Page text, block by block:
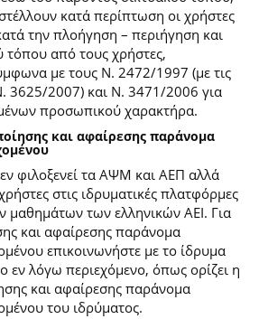
κατά περίπτωση οι χρήστες
την πλοήγηση – περιήγηση και
τόπου από τους χρήστες,
με τους Ν. 2472/1997 (με τις
3625/2007) και Ν. 3471/2006 για
προσωπικού χαρακτήρα.
και αφαίρεσης παράνομα
φιλοξενεί τα ΑΨΜ και ΑΕΠ αλλά
στις ιδρυματικές πλατφόρμες
μαθημάτων των ελληνικών ΑΕΙ. Για
και αφαίρεσης παράνομα
επικοινωνήστε με το ίδρυμα
εν λόγω περιεχόμενο, όπως ορίζει η
και αφαίρεσης παράνομα
του ιδρύματος.